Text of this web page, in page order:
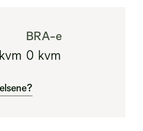
kvm
BRA-e
0 kvm